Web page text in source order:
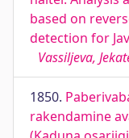
based on
detection for
Vassiljeva,
1850.
rakendamine